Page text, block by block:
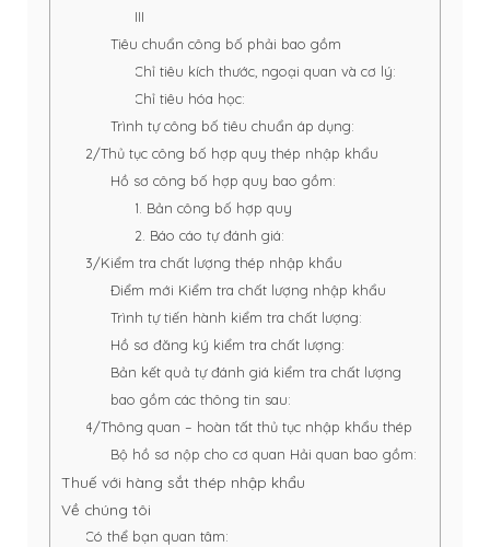
III
Tiêu chuẩn công bố phải bao gồm
Chỉ tiêu kích thước, ngoại quan và cơ lý:
Chỉ tiêu hóa học:
Trình tự công bố tiêu chuẩn áp dụng:
2/Thủ tục công bố hợp quy thép nhập khẩu
Hồ sơ công bố hợp quy bao gồm:
1. Bản công bố hợp quy
2. Báo cáo tự đánh giá:
3/Kiểm tra chất lượng thép nhập khẩu
Điểm mới Kiểm tra chất lượng nhập khẩu
Trình tự tiến hành kiểm tra chất lượng:
Hồ sơ đăng ký kiểm tra chất lượng:
Bản kết quả tự đánh giá kiểm tra chất lượng
bao gồm các thông tin sau:
4/Thông quan – hoàn tất thủ tục nhập khẩu thép
Bộ hồ sơ nộp cho cơ quan Hải quan bao gồm:
Thuế với hàng sắt thép nhập khẩu
Về chúng tôi
Có thể bạn quan tâm: